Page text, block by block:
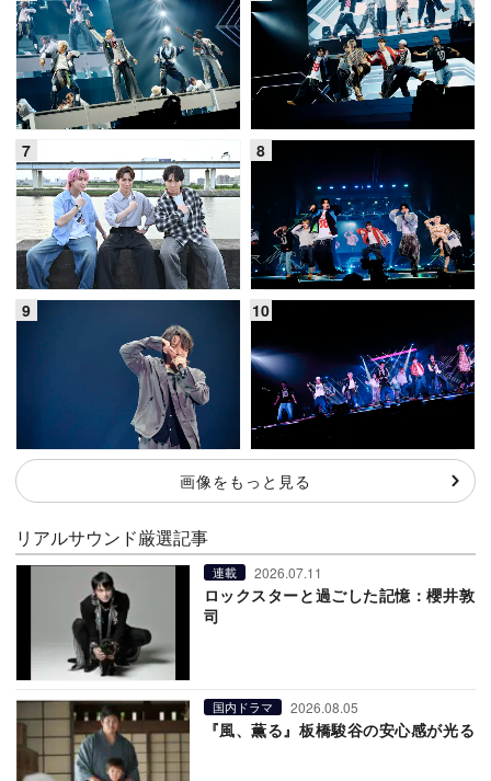
画像をもっと見る
リアルサウンド厳選記事
連載 2026.07.11
ロックスターと過ごした記憶：櫻井敦
司
国内ドラマ 2026.08.05
『風、薫る』板橋駿谷の安心感が光る